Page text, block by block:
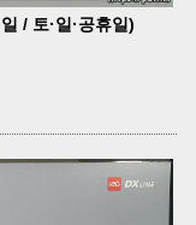
/ 토·일·공휴일)